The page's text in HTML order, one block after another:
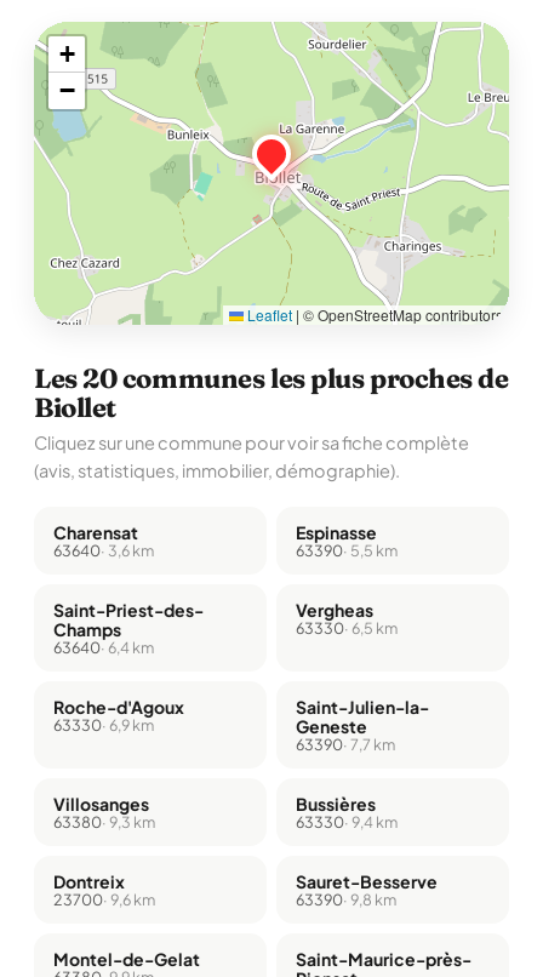
+
−
Leaflet | © OpenStreetMap contributors
Les 20 communes les plus proches de
Biollet
Cliquez sur une commune pour voir sa fiche complète
(avis, statistiques, immobilier, démographie).
Charensat
63640· 3,6 km
Espinasse
63390· 5,5 km
Saint-Priest-des-
Champs
63640· 6,4 km
Vergheas
63330· 6,5 km
Roche-d'Agoux
63330· 6,9 km
Saint-Julien-la-
Geneste
63390· 7,7 km
Villosanges
63380· 9,3 km
Bussières
63330· 9,4 km
Dontreix
23700· 9,6 km
Sauret-Besserve
63390· 9,8 km
Montel-de-Gelat
Saint-Maurice-près-